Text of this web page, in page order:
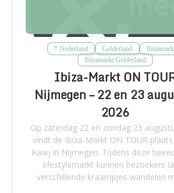
* Nederland Gelderland
Ibizamarkt Gelderland
Ibiza-Markt ON
Nijmegen – 22 en 23
2026
Op zaterdag 22 en zondag 23
vindt de Ibiza-Markt ON TOUR
Kaaij in Nijmegen. Tijdens deze
lifestylemarkt kunnen bezoekers
verschillende kraampjes wandelen